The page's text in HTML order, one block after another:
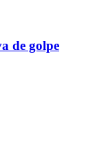
de golpe